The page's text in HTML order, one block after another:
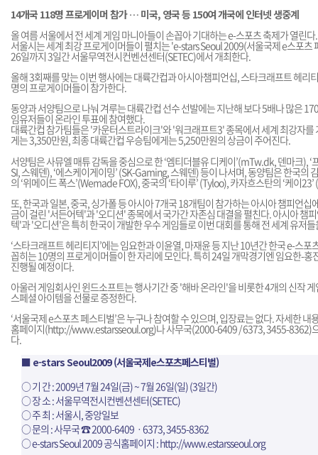
14개국 118명 프로게이머 참가 … 미국, 영국 등 150여 개국에 인터넷 생중계
올 여름 서울에서 전 세계 게임 마니아들이 손꼽아 기대하는 e-스포츠 축제가 열린다.
서울시는 세계 최강 프로게이머들이 펼치는 'e-stars Seoul 2009(서울국제 e스포츠
26일까지 3일간 서울무역전시컨벤션센터(SETEC)에서 개최한다.
올해 3회째를 맞는 이번 행사에는 대륙간컵과 아시아챔피언십, 스타크래프트 헤리
명의 프로게이머들이 참가한다.
동양과 서양팀으로 나눠 겨루는 대륙간컵 선수 선발에는 지난해 보다 5배나 많은
임유저들이 온라인 투표에 참여했다.
대륙간컵 참가팀들은 '카운터스트라이크'와 '워크래프트3' 종목에서 세계 최강자를
게는 3,350만원, 최종 대륙간컵 우승팀에게는 5,250만원의 상금이 주어진다.
서양팀은 사뮤엘 매튜 감독을 중심으로 한 ‘엠티더블유 디케이’(mTw.dk, 덴마크), ‘
SI, 스웨덴), ‘에스케이게이밍’ (SK-Gaming, 스웨덴) 등이 나서며, 동양팀은 한국의
의 ‘위메이드 폭스’(Wemade FOX), 중국의 ‘타이루’ (Tyloo), 카자흐스탄의 ‘케이
또, 한국과 일본, 중국, 싱가폴 등 아시아 7개국 18개팀이 참가하는 아시아 챔피언십
금이 걸린 '서든어텍'과 '오디션' 종목에서 국가간 자존심 대결을 펼친다. 아시아 챔
텍'과 '오디션'은 특히 한국이 개발한 우수 게임들로 이번 대회를 통해 전 세계 유저
‘스타크래프트 헤리티지’에는 임요한과 이윤열, 마재윤 등 지난 10년간 한국 e-스포
꼽히는 10명의 프로게이머들이 한 자리에 모인다. 특히 24일 개막경기엔 임요한-홍
진행될 예정이다.
아울러 게임회사인 윈드소프트는 행사기간 중 '해바 온라인'을 비롯한 4개의 신작
스페셜 아이템을 선물로 증정한다.
‘서울국제 e스포츠 페스티벌’은 누구나 참여할 수 있으며, 입장료는 없다. 자세한 내
홈페이지(http://www.estarsseoul.org)나 사무국(2000-6409 / 6373, 3455-8362)
다.
■ e-stars Seoul2009 (서울국제e스포츠페스티벌)
○ 기 간 : 2009년 7월 24일(금) ~ 7월 26일(일) (3일간)
○ 장 소 : 서울무역전시컨벤션센터(SETEC)
○ 주 최 : 서울시, 중앙일보
○ 문의 : 사무국 ☎ 2000-6409ㆍ6373, 3455-8362
○ e-stars Seoul 2009 공식홈페이지 :http://www.estarsseoul.org